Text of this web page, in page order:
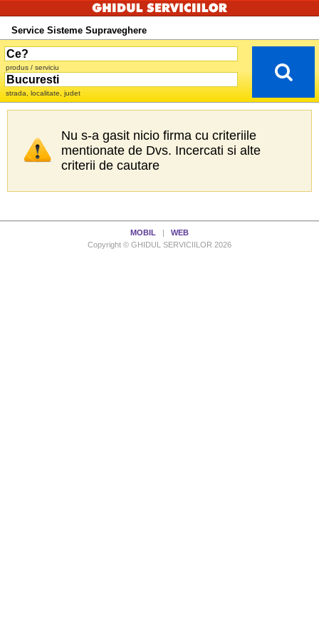
Service Sisteme Supraveghere
produs / serviciu
strada, localitate, judet
Nu s-a gasit nicio firma cu criteriile
mentionate de Dvs. Incercati si alte
criterii de cautare
MOBIL
WEB
Copyright © GHIDUL SERVICIILOR 2026